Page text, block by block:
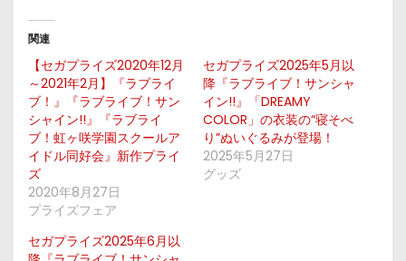
関連
【セガプライズ2020年12月
～2021年2月】『ラブライ
ブ！』『ラブライブ！サン
シャイン!!』『ラブライ
ブ！虹ヶ咲学園スクールア
イドル同好会』新作プライ
ズ
2020年8月27日
プライズフェア
セガプライズ2025年5月以
降『ラブライブ！サンシャ
イン!!』「DREAMY
COLOR」の衣装の“寝そべ
り”ぬいぐるみが登場！
2025年5月27日
グッズ
セガプライズ2025年6月以